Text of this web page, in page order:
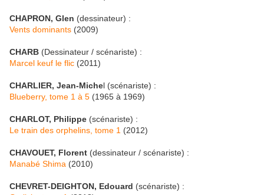
CHAPRON, Glen (dessinateur) :
Vents dominants (2009)
CHARB (Dessinateur / scénariste) :
Marcel keuf le flic (2011)
CHARLIER, Jean-Michel (scénariste) :
Blueberry, tome 1 à 5 (1965 à 1969)
CHARLOT, Philippe (scénariste) :
Le train des orphelins, tome 1 (2012)
CHAVOUET, Florent (dessinateur / scénariste) :
Manabé Shima (2010)
CHEVRET-DEIGHTON, Edouard (scénariste) :